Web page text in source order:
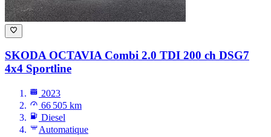
SKODA OCTAVIA Combi 2.0 TDI 200 ch DSG7
4x4 Sportline
2023
66 505 km
Diesel
Automatique